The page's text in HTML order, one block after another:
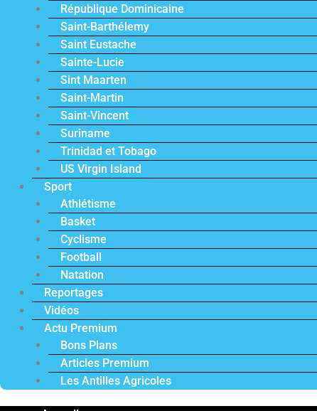
République Dominicaine
Saint-Barthélemy
Saint Eustache
Sainte-Lucie
Sint Maarten
Saint-Martin
Saint-Vincent
Suriname
Trinidad et Tobago
US Virgin Island
Sport
Athlétisme
Basket
Cyclisme
Football
Natation
Reportages
Vidéos
Actu Premium
Bons Plans
Articles Premium
Les Antilles Agricoles